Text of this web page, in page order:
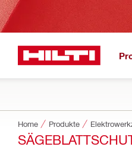
Home Produkte